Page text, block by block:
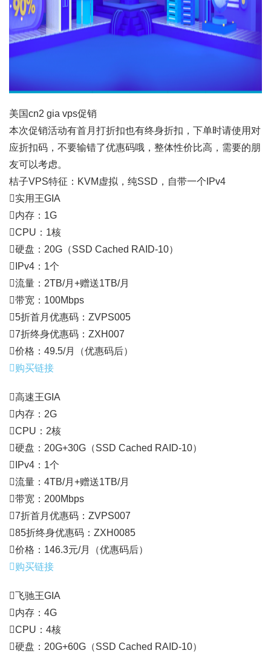
美国cn2 gia vps促销
本次促销活动有首月打折扣也有终身折扣，下单时请使用对
应折扣码，不要输错了优惠码哦，整体性价比高，需要的朋
友可以考虑。
桔子VPS特征：KVM虚拟，纯SSD，自带一个IPv4
实用王GIA
内存：1G
CPU：1核
硬盘：20G（SSD Cached RAID-10）
IPv4：1个
流量：2TB/月+赠送1TB/月
带宽：100Mbps
5折首月优惠码：ZVPS005
7折终身优惠码：ZXH007
价格：49.5/月（优惠码后）
购买链接
高速王GIA
内存：2G
CPU：2核
硬盘：20G+30G（SSD Cached RAID-10）
IPv4：1个
流量：4TB/月+赠送1TB/月
带宽：200Mbps
7折首月优惠码：ZVPS007
85折终身优惠码：ZXH0085
价格：146.3元/月（优惠码后）
购买链接
飞驰王GIA
内存：4G
CPU：4核
硬盘：20G+60G（SSD Cached RAID-10）